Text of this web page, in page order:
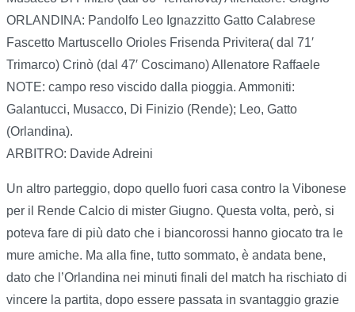
ORLANDINA: Pandolfo Leo Ignazzitto Gatto Calabrese
Fascetto Martuscello Orioles Frisenda Privitera( dal 71′
Trimarco) Crinò (dal 47′ Coscimano) Allenatore Raffaele
NOTE: campo reso viscido dalla pioggia. Ammoniti:
Galantucci, Musacco, Di Finizio (Rende); Leo, Gatto
(Orlandina).
ARBITRO: Davide Adreini
Un altro parteggio, dopo quello fuori casa contro la Vibonese
per il Rende Calcio di mister Giugno. Questa volta, però, si
poteva fare di più dato che i biancorossi hanno giocato tra le
mure amiche. Ma alla fine, tutto sommato, è andata bene,
dato che l’Orlandina nei minuti finali del match ha rischiato di
vincere la partita, dopo essere passata in svantaggio grazie